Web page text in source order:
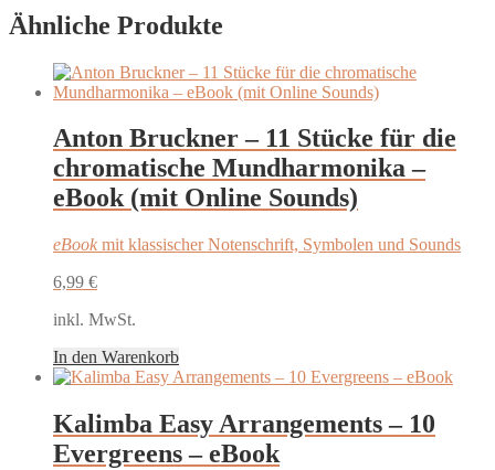
Ähnliche Produkte
Anton Bruckner – 11 Stücke für die
chromatische Mundharmonika –
eBook (mit Online Sounds)
eBook mit klassischer Notenschrift, Symbolen und Sounds
6,99 €
inkl. MwSt.
In den Warenkorb
Kalimba Easy Arrangements – 10
Evergreens – eBook